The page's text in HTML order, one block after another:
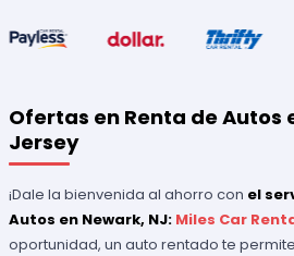
Ofertas en Renta de Autos
Jersey
¡Dale la bienvenida al ahorro con el
Autos en Newark, NJ: Miles Car
oportunidad, un auto rentado te